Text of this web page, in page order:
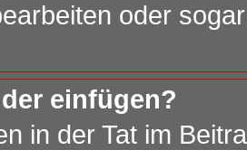
oder
einfügen?
in der Tat im